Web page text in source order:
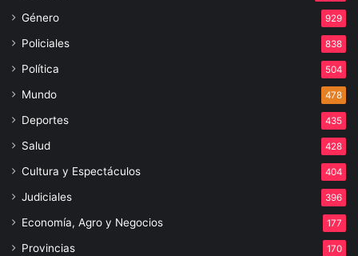
Género 929
Policiales 838
Política 504
Mundo 478
Deportes 435
Salud 428
Cultura y Espectáculos 404
Judiciales 396
Economía, Agro y Negocios 177
Provincias 170